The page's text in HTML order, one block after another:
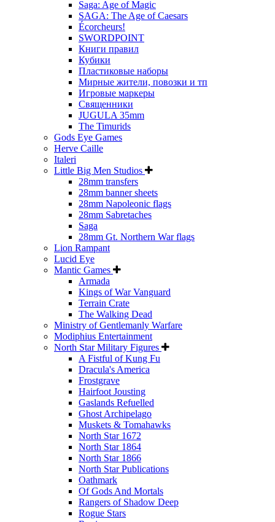
Saga: Age of Magic
SAGA: The Age of Caesars
Écorcheurs!
SWORDPOINT
Книги правил
Кубики
Пластиковые наборы
Мирные жители, повозки и тп
Игровые маркеры
Священники
JUGULA 35mm
The Timurids
Gods Eye Games
Herve Caille
Italeri
Little Big Men Studios
28mm transfers
28mm banner sheets
28mm Napoleonic flags
28mm Sabretaches
Saga
28mm Gt. Northern War flags
Lion Rampant
Lucid Eye
Mantic Games
Armada
Kings of War Vanguard
Terrain Crate
The Walking Dead
Ministry of Gentlemanly Warfare
Modiphius Entertainment
North Star Military Figures
A Fistful of Kung Fu
Dracula's America
Frostgrave
Hairfoot Jousting
Gaslands Refuelled
Ghost Archipelago
Muskets & Tomahawks
North Star 1672
North Star 1864
North Star 1866
North Star Publications
Oathmark
Of Gods And Mortals
Rangers of Shadow Deep
Rogue Stars